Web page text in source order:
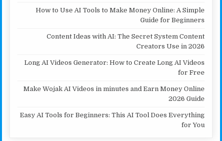
How to Use AI Tools to Make Money Online: A Simple
Guide for Beginners
Content Ideas with AI: The Secret System Content
Creators Use in 2026
Long AI Videos Generator: How to Create Long AI Videos
for Free
Make Wojak AI Videos in minutes and Earn Money Online
2026 Guide
Easy AI Tools for Beginners: This AI Tool Does Everything
for You